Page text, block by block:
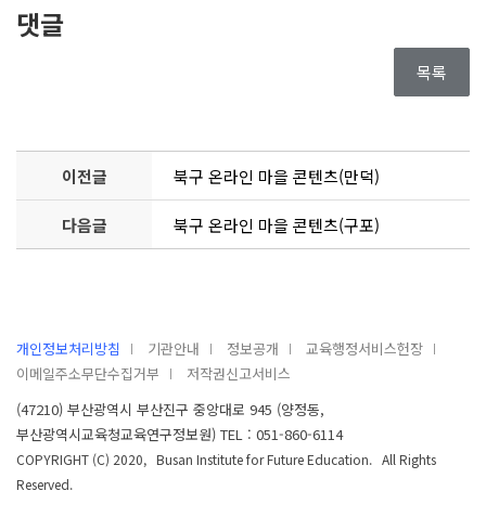
댓글
목록
이전글 북구 온라인 마을 콘텐츠(만덕)
다음글 북구 온라인 마을 콘텐츠(구포)
개인정보처리방침 기관안내 정보공개
교육행정서비스헌장
이메일주소무단수집거부
저작권신고서비스
(47210) 부산광역시 부산진구 중앙대로 945 (양정동,
부산광역시교육청교육연구정보원) TEL : 051-860-6114
COPYRIGHT (C) 2020, Busan Institute for Future Education. All Rights
Reserved.